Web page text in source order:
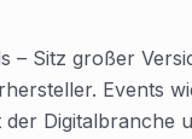
– Sitz großer
Events
Digitalbranche